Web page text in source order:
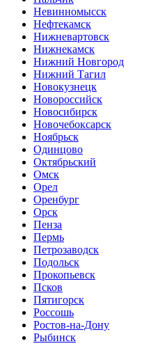
Невинномысск
Нефтекамск
Нижневартовск
Нижнекамск
Нижний Новгород
Нижний Тагил
Новокузнецк
Новороссийск
Новосибирск
Новочебоксарск
Ноябрьск
Одинцово
Октябрьский
Омск
Орел
Оренбург
Орск
Пенза
Пермь
Петрозаводск
Подольск
Прокопьевск
Псков
Пятигорск
Россошь
Ростов-на-Дону
Рыбинск